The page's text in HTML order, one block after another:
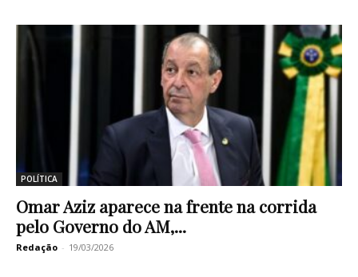
POLÍTICA
Omar Aziz aparece na frente na corrida
pelo Governo do AM,...
Redação - 19/03/2026